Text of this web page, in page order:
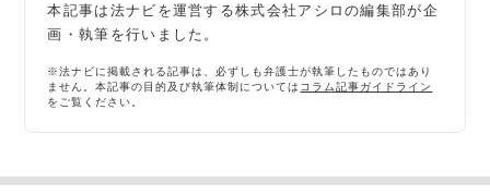
本記事は法ナビを運営する株式会社アシロの編集部が企
画・執筆を行いました。
※法ナビに掲載される記事は、必ずしも弁護士が執筆したものではあり
ません。本記事の目的及び執筆体制については コラム記事ガイドライン
をご覧ください。